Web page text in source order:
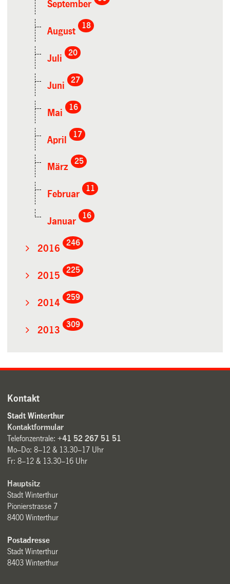
September
August
18
Juli
20
Juni
27
Mai
16
April
17
März
25
Februar
11
Januar
16
2016
246
2015
225
2014
259
2013
309
Kontakt
Stadt Winterthur
Kontaktformular
Telefonzentrale:+41 52 267 51 51
Mo–Do: 8–12 & 13.30–17 Uhr
Fr: 8–12 & 13.30–16 Uhr
Hauptsitz
Stadt Winterthur
Pionierstrasse 7
8400 Winterthur
Postadresse
Stadt Winterthur
8403 Winterthur